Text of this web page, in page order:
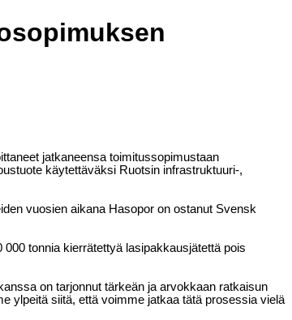
jatkaneensa toimitussopimustaan
käytettäväksi Ruotsin infrastruktuuri-,
vuosien aikana Hasopor on ostanut Svensk
tonnia kierrätettyä lasipakkausjätettä pois
on tarjonnut tärkeän ja arvokkaan ratkaisun
ylpeitä siitä, että voimme jatkaa tätä prosessia vielä